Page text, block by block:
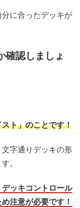
に合ったデッキが
確認しましょ
ト」のことです！
字通りデッキの形
。
ッキコントロール
注意が必要です！